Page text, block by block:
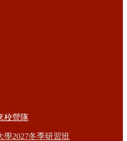
校營隊
學2027冬季研習班